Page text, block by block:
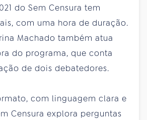
do Sem Censura tem
com uma hora de duração.
Machado também atua
do programa, que conta
de dois debatedores.
com linguagem clara e
Censura explora perguntas